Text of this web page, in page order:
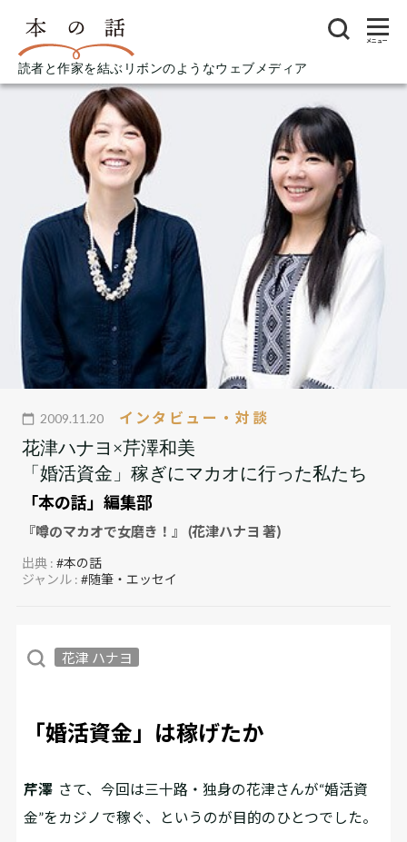
読者と作家を結ぶリボンのようなウェブメディア
メニュー
2009.11.20 インタビュー・対談
花津ハナヨ×芹澤和美
「婚活資金」稼ぎにマカオに行った私たち
「本の話」編集部
『噂のマカオで女磨き！』 (花津ハナヨ 著)
出典 :#本の話
ジャンル :#随筆・エッセイ
花津 ハナヨ
「婚活資金」は稼げたか
芹澤 さて、今回は三十路・独身の花津さんが“婚活資
金”をカジノで稼ぐ、というのが目的のひとつでした。